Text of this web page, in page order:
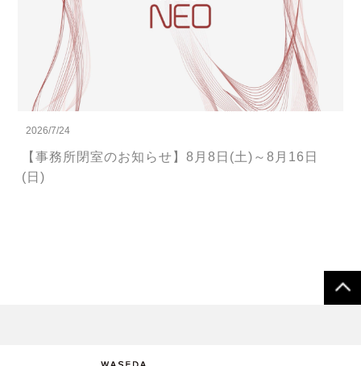
2026/7/24
【事務所閉室のお知らせ】8月8日(土)～8月16日
(日)